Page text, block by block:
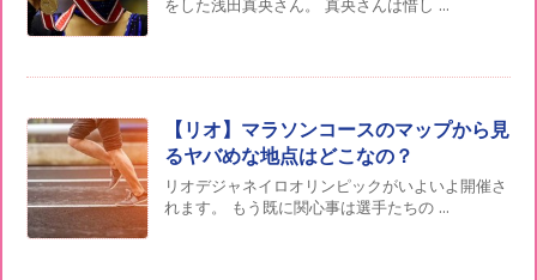
をした浅田真央さん。 真央さんは惜し ...
【リオ】マラソンコースのマップから見
るヤバめな地点はどこなの？
リオデジャネイロオリンピックがいよいよ開催さ
れます。 もう既に関心事は選手たちの ...